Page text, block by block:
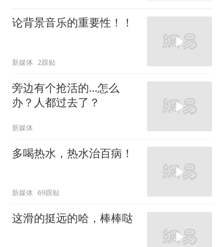
论背景音乐的重要性！！
新媒体 2跟贴
旁边有个抢活的…怎么
办？人都过去了？
新媒体
多喝热水，热水治百病！
新媒体 69跟贴
这滑的挺远的哈，棒棒哒